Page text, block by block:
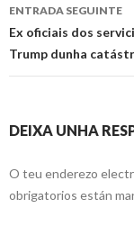
ENTRADA SEGUINTE
Ex oficiais dos
Trump dunha
DEIXA UNHA
O teu enderezo
obrigatorios están